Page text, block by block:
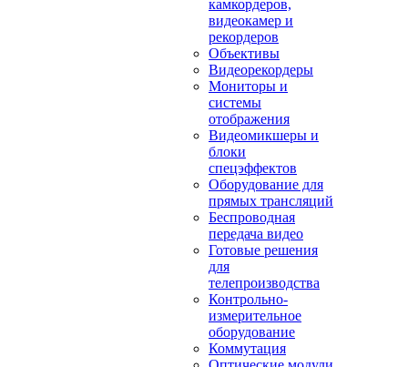
камкордеров,
видеокамер и
рекордеров
Объективы
Видеорекордеры
Мониторы и
системы
отображения
Видеомикшеры и
блоки
спецэффектов
Оборудование для
прямых трансляций
Беспроводная
передача видео
Готовые решения
для
телепроизводства
Контрольно-
измерительное
оборудование
Коммутация